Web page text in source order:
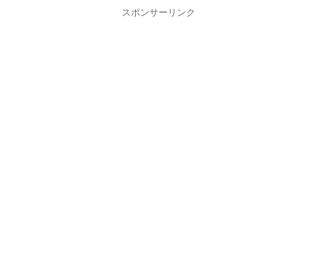
スポンサーリンク